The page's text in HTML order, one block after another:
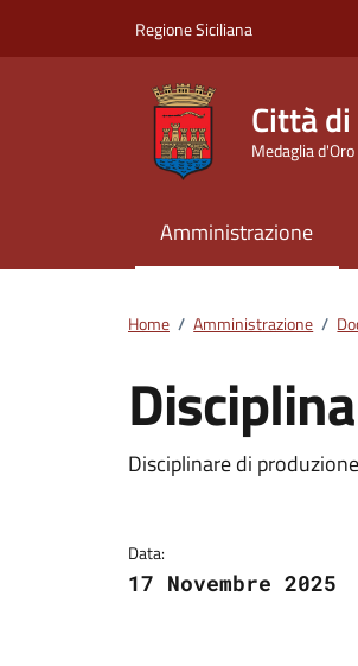
Regione Siciliana
Città
Medaglia
Amministrazione
Home / Amministrazione /
Dettagli
Disciplinare di
Data:
17 Novembre 2025